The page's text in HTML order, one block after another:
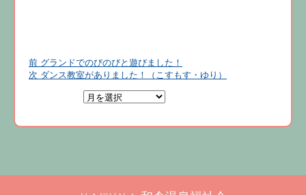
投
稿
ゲ
ョ
前 前
の
グランドでのびのびと遊びました！
次 次
ダンス教室がありました！（こすもす・ゆり）